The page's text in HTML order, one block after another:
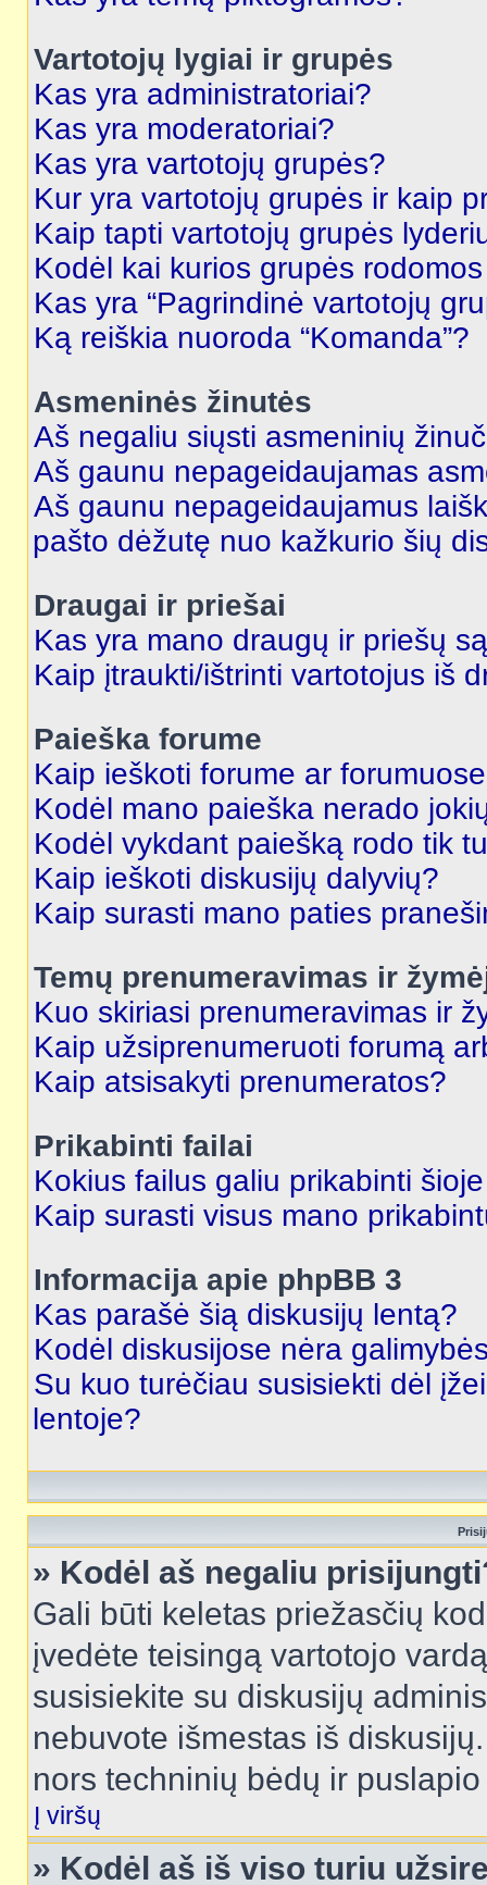
Vartotojų lygiai ir grupės
Kas yra administratoriai?
Kas yra moderatoriai?
Kas yra vartotojų grupės?
Kur yra vartotojų grupės ir kaip
Kaip tapti vartotojų grupės
Kodėl kai kurios grupės
Kas yra “Pagrindinė vartotojų
Ką reiškia nuoroda “Komanda”?
Asmeninės žinutės
Aš negaliu siųsti asmeninių
Aš gaunu nepageidaujamas
Aš gaunu nepageidaujamus
pašto dėžutę nuo kažkurio šių
Draugai ir priešai
Kas yra mano draugų ir priešų
Kaip įtraukti/ištrinti vartotojus iš
Paieška forume
Kaip ieškoti forume ar
Kodėl mano paieška nerado
Kodėl vykdant paiešką rodo tik
Kaip ieškoti diskusijų dalyvių?
Kaip surasti mano paties
Temų prenumeravimas ir
Kuo skiriasi prenumeravimas ir
Kaip užsiprenumeruoti forumą
Kaip atsisakyti prenumeratos?
Prikabinti failai
Kokius failus galiu prikabinti
Kaip surasti visus mano
Informacija apie phpBB 3
Kas parašė šią diskusijų lentą?
Kodėl diskusijose nėra
Su kuo turėčiau susisiekti dėl
lentoje?
» Kodėl aš negaliu
Gali būti keletas priežasčių
įvedėte teisingą vartotojo
susisiekite su diskusijų
nebuvote išmestas iš
nors techninių bėdų ir
Į viršų
» Kodėl aš iš viso turiu